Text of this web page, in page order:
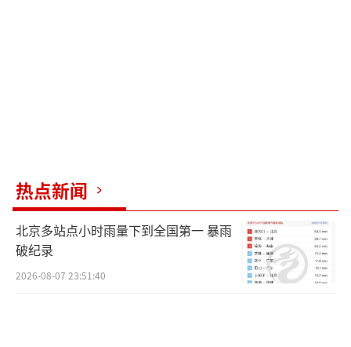
热点新闻
北京多站点小时雨量下到全国第一 暴雨
破纪录
2026-08-07 23:51:40